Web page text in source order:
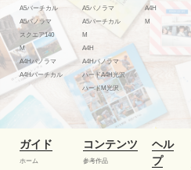
A5バーチカル
A5パノラマ
スクエア140
M
A4Hパノラマ
A4Hバーチカル
A5パノラマ
A5バーチカル
M
A4H
A4Hパノラマ
ハードA4H光沢
ハードM光沢
A4H
M
ガイド
ホーム
コンテンツ
参考作品
ヘル
プ